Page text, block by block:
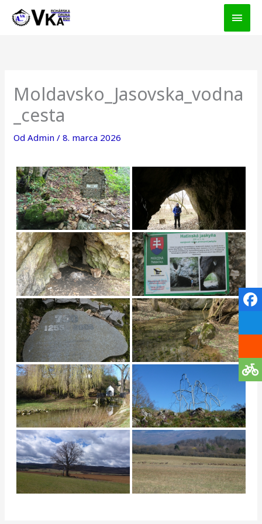
Preskočiť
Moldavsko_Jasovska_vodna
_cesta
Od Admin/8. marca 2026